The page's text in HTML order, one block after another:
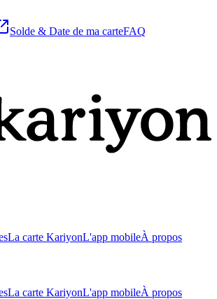
Solde & Date de ma carteFAQ
La carte KariyonL'app mobileÀ propos
La carte KariyonL'app mobileÀ propos